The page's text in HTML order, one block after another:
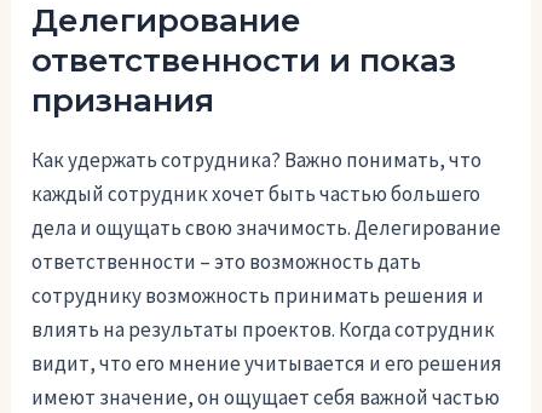
Делегирование
ответственности и показ
признания
Как удержать сотрудника? Важно понимать, что
каждый сотрудник хочет быть частью большего
дела и ощущать свою значимость. Делегирование
ответственности – это возможность дать
сотруднику возможность принимать решения и
влиять на результаты проектов. Когда сотрудник
видит, что его мнение учитывается и его решения
имеют значение, он ощущает себя важной частью